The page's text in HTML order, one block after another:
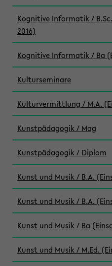
Kognitive Informatik /
2016)
Kognitive Informatik / Ba
Kulturseminare
Kulturvermittlung / M.A.
Kunstpädagogik / Mag
Kunstpädagogik / Diplom
Kunst und Musik / B.A.
Kunst und Musik / B.A.
Kunst und Musik / Ba
Kunst und Musik / M.Ed.